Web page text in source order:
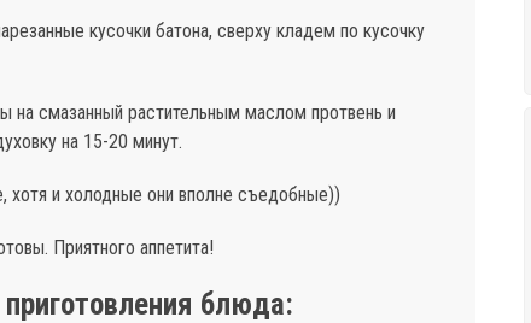
кусочки батона, сверху кладем по кусочку
на смазанный растительным маслом протвень и
на 15-20 минут.
хотя и холодные они вполне съедобные))
Приятного аппетита!
блюда: